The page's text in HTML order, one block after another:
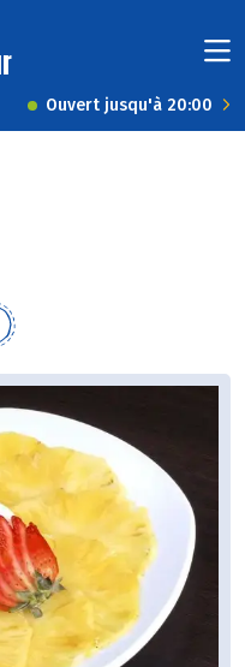
Ouvert jusqu'à 20:00